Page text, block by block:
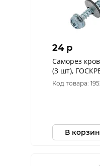
24 p
Саморез
(3 шт),
Код товара:
В